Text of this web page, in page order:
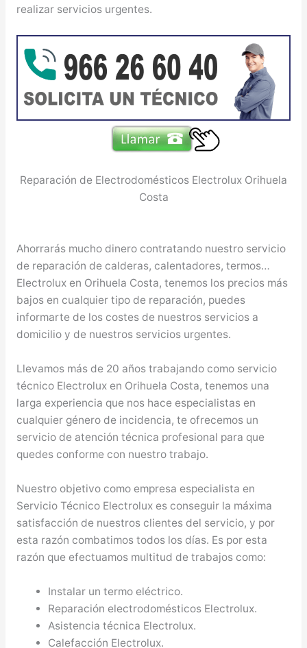
realizar servicios urgentes.
Reparación de Electrodomésticos Electrolux Orihuela
Costa
Ahorrarás mucho dinero contratando nuestro servicio
de reparación de calderas, calentadores, termos…
Electrolux en Orihuela Costa, tenemos los precios más
bajos en cualquier tipo de reparación, puedes
informarte de los costes de nuestros servicios a
domicilio y de nuestros servicios urgentes.
Llevamos más de 20 años trabajando como servicio
técnico Electrolux en Orihuela Costa, tenemos una
larga experiencia que nos hace especialistas en
cualquier género de incidencia, te ofrecemos un
servicio de atención técnica profesional para que
quedes conforme con nuestro trabajo.
Nuestro objetivo como empresa especialista en
Servicio Técnico Electrolux es conseguir la máxima
satisfacción de nuestros clientes del servicio, y por
esta razón combatimos todos los días. Es por esta
razón que efectuamos multitud de trabajos como:
Instalar un termo eléctrico.
Reparación electrodomésticos Electrolux.
Asistencia técnica Electrolux.
Calefacción Electrolux.